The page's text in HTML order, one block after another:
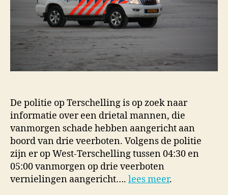
De politie op Terschelling is op zoek naar
informatie over een drietal mannen, die
vanmorgen schade hebben aangericht aan
boord van drie veerboten. Volgens de politie
zijn er op West-Terschelling tussen 04:30 en
05:00 vanmorgen op drie veerboten
vernielingen aangericht…. lees meer.